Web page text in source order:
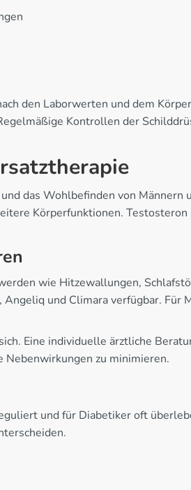
den Laborwerten und dem
Kontrollen der
das Wohlbefinden von Männern
Körperfunktionen.
wie Hitzewallungen,
und Climara verfügbar.
Eine individuelle ärztliche
Nebenwirkungen zu minimieren.
und für Diabetiker oft